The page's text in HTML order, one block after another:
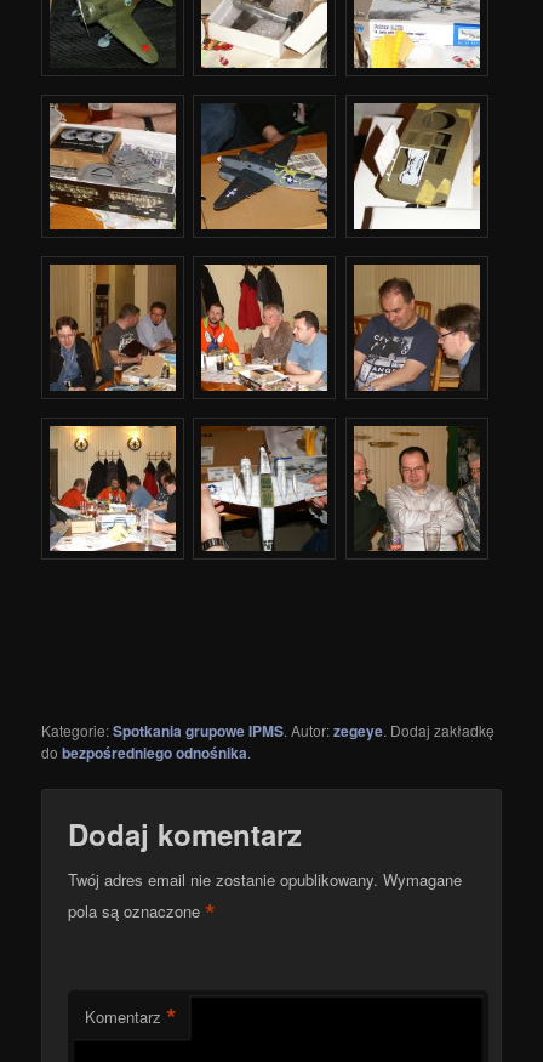
Kategorie:Spotkania grupowe IPMS. Autor:zegeye. Dodaj zakładkę
dobezpośredniego odnośnika.
Dodaj komentarz
Twój adres email nie zostanie opublikowany. Wymagane
pola są oznaczone*
Komentarz *